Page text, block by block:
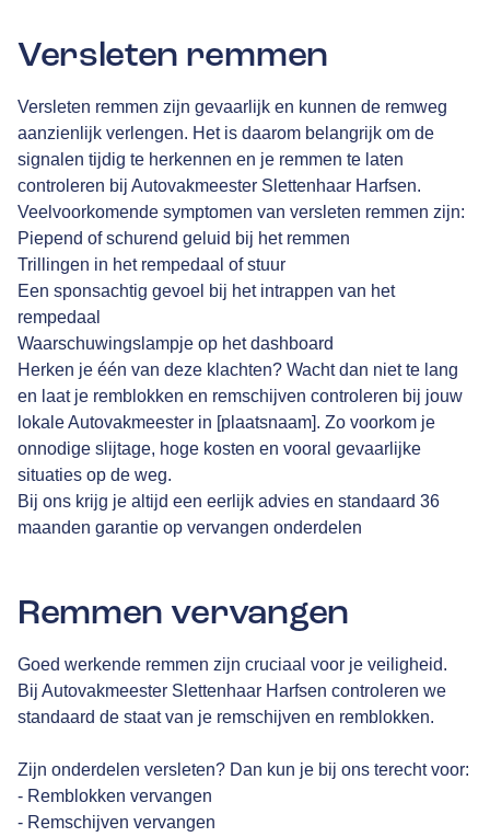
Versleten remmen
Versleten remmen zijn gevaarlijk en kunnen de remweg
aanzienlijk verlengen. Het is daarom belangrijk om de
signalen tijdig te herkennen en je remmen te laten
controleren bij Autovakmeester Slettenhaar Harfsen.
Veelvoorkomende symptomen van versleten remmen zijn:
Piepend of schurend geluid bij het remmen
Trillingen in het rempedaal of stuur
Een sponsachtig gevoel bij het intrappen van het
rempedaal
Waarschuwingslampje op het dashboard
Herken je één van deze klachten? Wacht dan niet te lang
en laat je remblokken en remschijven controleren bij jouw
lokale Autovakmeester in [plaatsnaam]. Zo voorkom je
onnodige slijtage, hoge kosten en vooral gevaarlijke
situaties op de weg.
Bij ons krijg je altijd een eerlijk advies en standaard 36
maanden garantie op vervangen onderdelen
Remmen vervangen
Goed werkende remmen zijn cruciaal voor je veiligheid.
Bij Autovakmeester Slettenhaar Harfsen controleren we
standaard de staat van je remschijven en remblokken.
Zijn onderdelen versleten? Dan kun je bij ons terecht voor:
- Remblokken vervangen
- Remschijven vervangen